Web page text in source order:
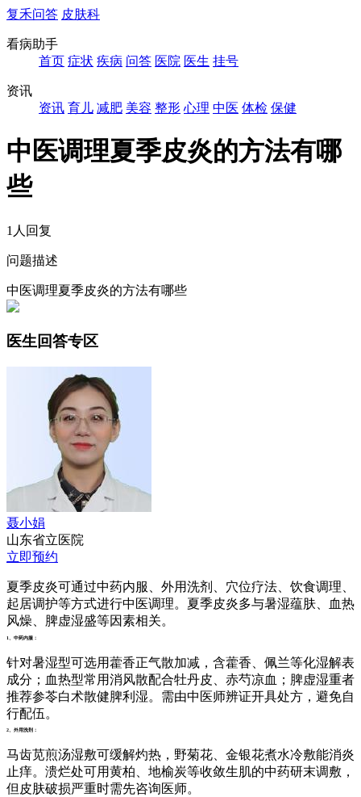
复禾问答 皮肤科
看病助手
首页 症状 疾病 问答 医院 医生 挂号
资讯
资讯 育儿 减肥 美容 整形 心理 中医 体检 保健
中医调理夏季皮炎的方法有哪
些
1人回复
问题描述
中医调理夏季皮炎的方法有哪些
医生回答专区
聂小娟
山东省立医院
立即预约
夏季皮炎可通过中药内服、外用洗剂、穴位疗法、饮食调理、
起居调护等方式进行中医调理。夏季皮炎多与暑湿蕴肤、血热
风燥、脾虚湿盛等因素相关。
1、中药内服：
针对暑湿型可选用藿香正气散加减，含藿香、佩兰等化湿解表
成分；血热型常用消风散配合牡丹皮、赤芍凉血；脾虚湿重者
推荐参苓白术散健脾利湿。需由中医师辨证开具处方，避免自
行配伍。
2、外用洗剂：
马齿苋煎汤湿敷可缓解灼热，野菊花、金银花煮水冷敷能消炎
止痒。溃烂处可用黄柏、地榆炭等收敛生肌的中药研末调敷，
但皮肤破损严重时需先咨询医师。